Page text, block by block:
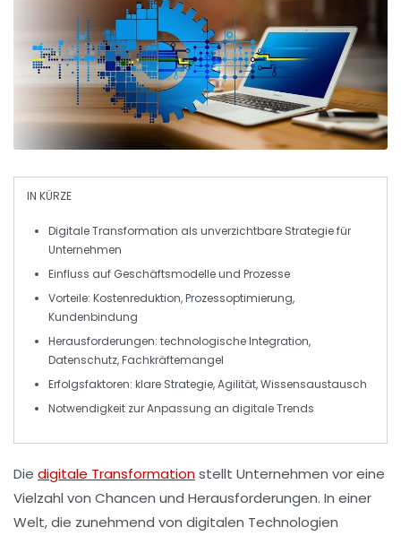
IN KÜRZE
Digitale Transformation als unverzichtbare Strategie für
Unternehmen
Einfluss auf Geschäftsmodelleund Prozesse
Vorteile: Kostenreduktion,Prozessoptimierung,
Kundenbindung
Herausforderungen: technologische Integration,
Datenschutz,Fachkräftemangel
Erfolgsfaktoren: klare Strategie,Agilität,Wissensaustausch
Notwendigkeit zur Anpassung an digitale Trends
Die digitale Transformationstellt Unternehmen vor eine
Vielzahl von Chancen und Herausforderungen. In einer
Welt, die zunehmend von digitalen Technologien